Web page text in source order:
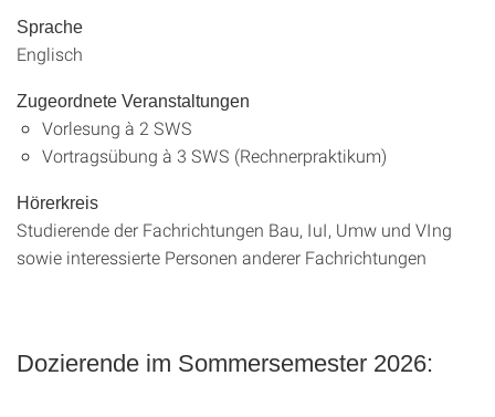
Sprache
Englisch
Zugeordnete Veranstaltungen
Vorlesung à 2 SWS
Vortragsübung à 3 SWS (Rechnerpraktikum)
Hörerkreis
Studierende der Fachrichtungen Bau, IuI, Umw und VIng
sowie interessierte Personen anderer Fachrichtungen
Dozierende im Sommersemester 2026: